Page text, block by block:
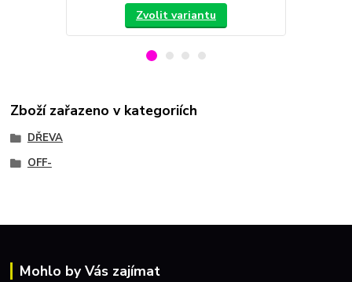
Zvolit variantu
Zboží zařazeno v kategoriích
DŘEVA
OFF-
Mohlo by Vás zajímat